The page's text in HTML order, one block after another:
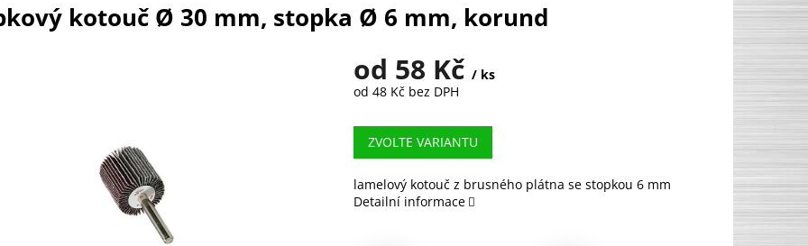
kotouč Ø 30 mm, stopka Ø 6 mm, korund
od 58 Kč / ks
od 48 Kčbez DPH
cena:
ZVOLTE VARIANTU
lamelový kotouč z brusného plátna se stopkou 6 mm
Detailní informace